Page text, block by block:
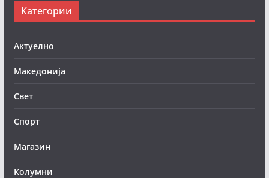
Категории
Актуелно
Македонија
Свет
Спорт
Магазин
Колумни